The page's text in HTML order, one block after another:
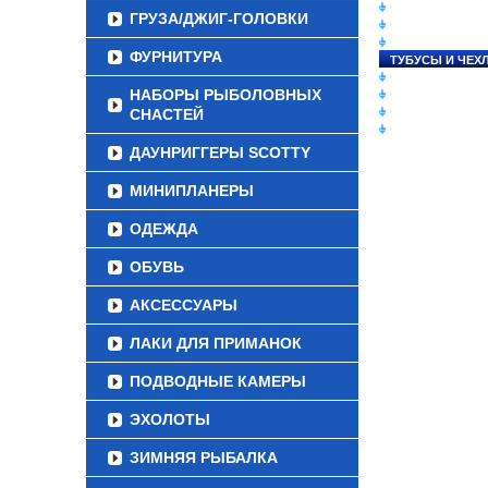
ГРУЗА/ДЖИГ-ГОЛОВКИ
ФУРНИТУРА
НАБОРЫ РЫБОЛОВНЫХ
СНАСТЕЙ
ДАУНРИГГЕРЫ SCOTTY
МИНИПЛАНЕРЫ
ОДЕЖДА
ОБУВЬ
АКСЕССУАРЫ
ЛАКИ ДЛЯ ПРИМАНОК
ПОДВОДНЫЕ КАМЕРЫ
ЭХОЛОТЫ
ЗИМНЯЯ РЫБАЛКА
ТУБУСЫ И